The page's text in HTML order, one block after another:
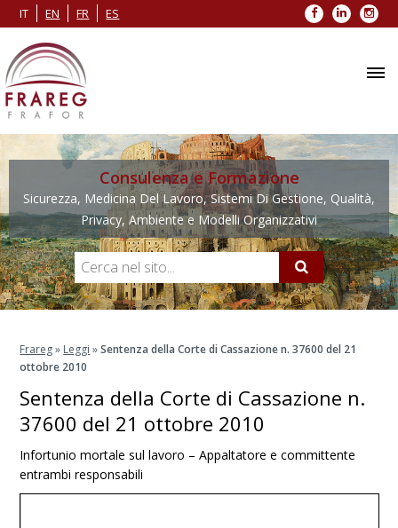
IT EN FR ES Facebook
LinkedIn
Consulenza e Formazione
Sicurezza, Medicina Del Lavoro, Sistemi Di Gestione, Qualità,
Privacy, Ambiente e Modelli Organizzativi
Frareg» Leggi »Sentenza della Corte di Cassazione n. 37600 del 21
ottobre 2010
Sentenza della Corte di Cassazione n.
37600 del 21 ottobre 2010
Infortunio mortale sul lavoro – Appaltatore e committente
entrambi responsabili